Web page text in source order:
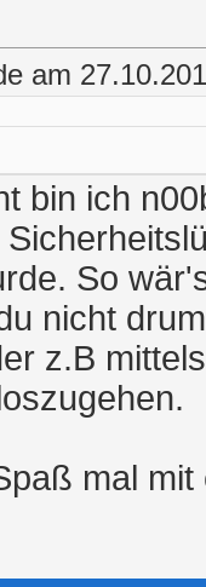
am
bin ich
So
nicht
z.B
mal